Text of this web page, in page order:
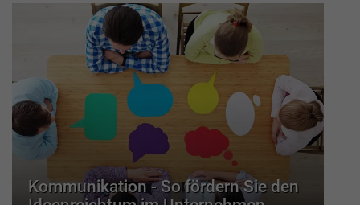
Kommunikation - So fördern Sie den